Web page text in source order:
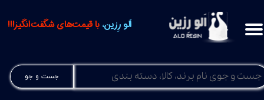
جست و جو
اَلو رِزین، با قیمت‌های شگفت‌انگیز!!!